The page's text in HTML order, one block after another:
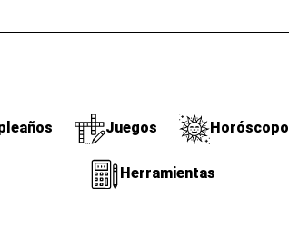
Juegos Horóscopo
Herramientas